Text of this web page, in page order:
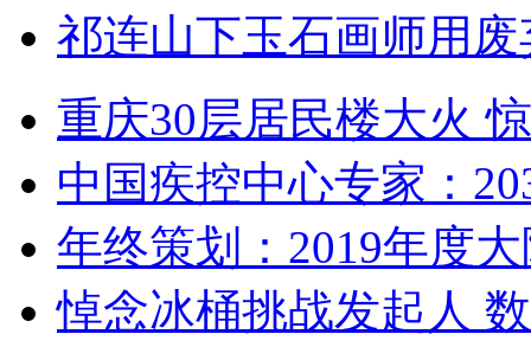
祁连山下玉石画师用
重庆30层居民楼大火
中国疾控中心专家：
年终策划：2019年度
悼念冰桶挑战发起人